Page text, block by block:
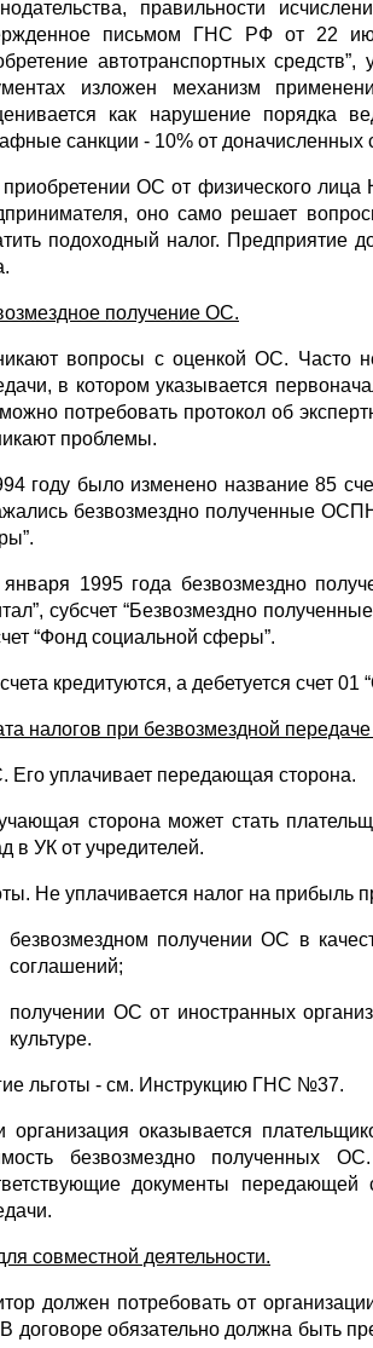
правильности
письмом ГНС РФ от 22
автотранспортных
изложен механизм
как нарушение порядка
санкции - 10% от
ОС от физического лица
оно само решает
подоходный налог. Предприятие
получение ОС.
вопросы с оценкой ОС. Часто
в котором указывается
можно потребовать протокол об
проблемы.
году было изменено название 85
безвозмездно полученные
1995 года безвозмездно
субсчет “Безвозмездно
“Фонд социальной сферы”.
кредитуются, а дебетуется счет 01
налогов при безвозмездной
Его уплачивает передающая сторона.
сторона может стать
в УК от учредителей.
Не уплачивается налог на прибыль
безвозмездном получении ОС в
соглашений;
получении ОС от иностранных
культуре.
льготы - см. Инструкцию ГНС №37.
организация оказывается
безвозмездно полученных
документы
совместной деятельности.
должен потребовать от
договоре обязательно должна быть